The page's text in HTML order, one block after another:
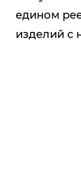
едином
изделий с